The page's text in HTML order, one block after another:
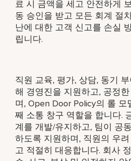
료 시 금액을 세고 안전하게
동 승인을 받고 모든 회계 절
난에 대한 고객 신고를 손실
립니다.
직원 교육, 평가, 상담, 동기
해 경영진을 지원하고, 공정한
며, Open Door Policy의 롤 모
째 소통 창구 역할을 합니다.
계를 개발/유지하고, 팀이 공
하도록 지원하며, 직원의 우려
고 적절히 대응합니다. 회사